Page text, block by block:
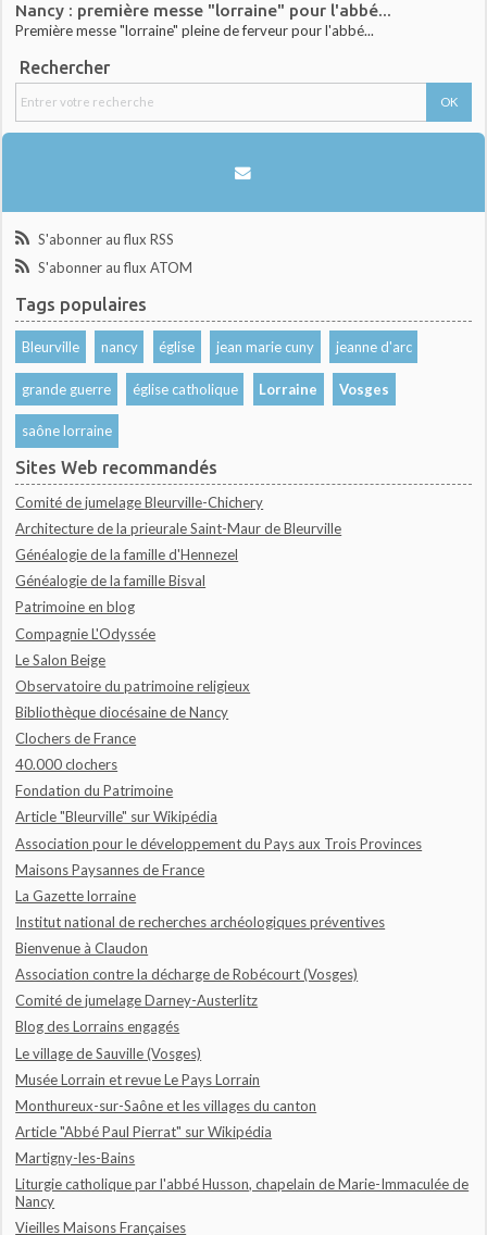
Nancy : première messe "lorraine" pour l'abbé...
Première messe "lorraine" pleine de ferveur pour l'abbé...
Rechercher
S'abonner au flux RSS
S'abonner au flux ATOM
Tags populaires
Bleurville nancy église jean marie cuny jeanne d'arc
grande guerre église catholique Lorraine Vosges
saône lorraine
Sites Web recommandés
Comité de jumelage Bleurville-Chichery
Architecture de la prieurale Saint-Maur de Bleurville
Généalogie de la famille d'Hennezel
Généalogie de la famille Bisval
Patrimoine en blog
Compagnie L'Odyssée
Le Salon Beige
Observatoire du patrimoine religieux
Bibliothèque diocésaine de Nancy
Clochers de France
40.000 clochers
Fondation du Patrimoine
Article "Bleurville" sur Wikipédia
Association pour le développement du Pays aux Trois Provinces
Maisons Paysannes de France
La Gazette lorraine
Institut national de recherches archéologiques préventives
Bienvenue à Claudon
Association contre la décharge de Robécourt (Vosges)
Comité de jumelage Darney-Austerlitz
Blog des Lorrains engagés
Le village de Sauville (Vosges)
Musée Lorrain et revue Le Pays Lorrain
Monthureux-sur-Saône et les villages du canton
Article "Abbé Paul Pierrat" sur Wikipédia
Martigny-les-Bains
Liturgie catholique par l'abbé Husson, chapelain de Marie-Immaculée de
Nancy
Vieilles Maisons Françaises